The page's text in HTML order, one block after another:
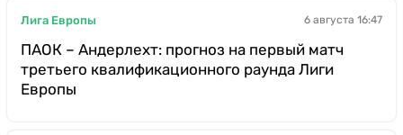
Лига Европы 6 августа 16:47
ПАОК – Андерлехт: прогноз на первый матч
третьего квалификационного раунда Лиги
Европы